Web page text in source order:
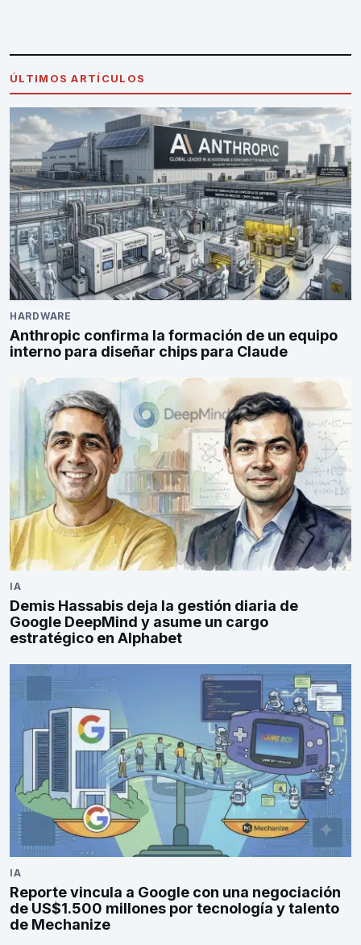
ÚLTIMOS ARTÍCULOS
HARDWARE
Anthropic confirma la formación de un equipo
interno para diseñar chips para Claude
IA
Demis Hassabis deja la gestión diaria de
Google DeepMind y asume un cargo
estratégico en Alphabet
IA
Reporte vincula a Google con una negociación
de US$1.500 millones por tecnología y talento
de Mechanize